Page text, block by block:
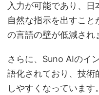
入力が可能であり、
自然な指示を出すこ
の言語の壁が低減され
さらに、Suno AIのイ
語化されており、技術
しやすくなっています。